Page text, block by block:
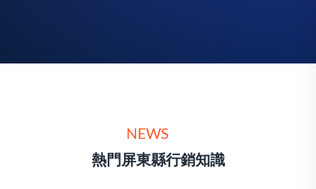
NEWS
熱門屏東縣行銷知識